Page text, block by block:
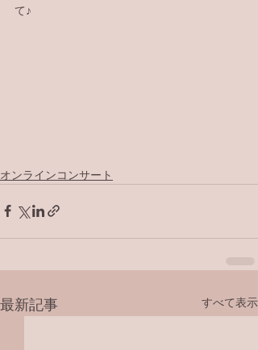
て♪
オンラインコンサート
最新記事 すべて表示